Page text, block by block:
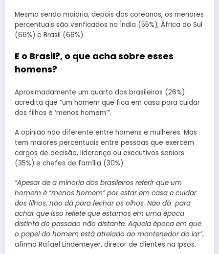
Mesmo sendo maioria, depois dos coreanos, os menores
percentuais são verificados na Índia (55%), África do Sul
(66%) e Brasil (66%).
E o Brasil?, o que acha sobre esses
homens?
Aproximadamente um quarto dos brasileiros (26%)
acredita que “um homem que fica em casa para cuidar
dos filhos é ‘menos homem’”.
A opinião não diferente entre homens e mulheres. Mas
tem maiores percentuais entre pessoas que exercem
cargos de decisão, liderança ou executivos seniors
(35%) e chefes de família (30%).
“Apesar de a minoria dos brasileiros referir que um
homem é “menos homem” por estar em casa e cuidar
dos filhos, não dá para fechar os olhos. Não dá para
achar que isso reflete que estamos em uma época
distinta do passado não distante. Aquela época em que
o papel do homem está atrelado ao mantenedor do lar”,
afirma Rafael Lindemeyer, diretor de clientes na Ipsos.